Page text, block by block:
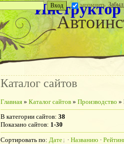
запомнить Забыл
Инструктор
Каталог сайтов
Главная» Каталог сайтов» Производство »
В категории сайтов: 38
Показано сайтов: 1-30
Сортировать по: Дате · Названию·